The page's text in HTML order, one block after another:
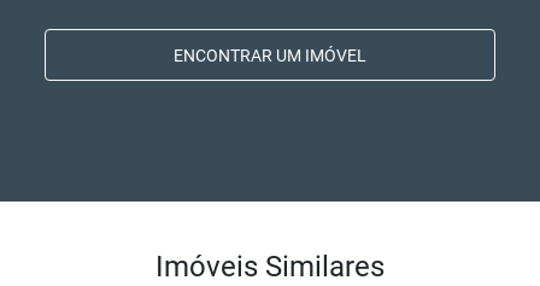
ENCONTRAR UM IMÓVEL
Imóveis Similares